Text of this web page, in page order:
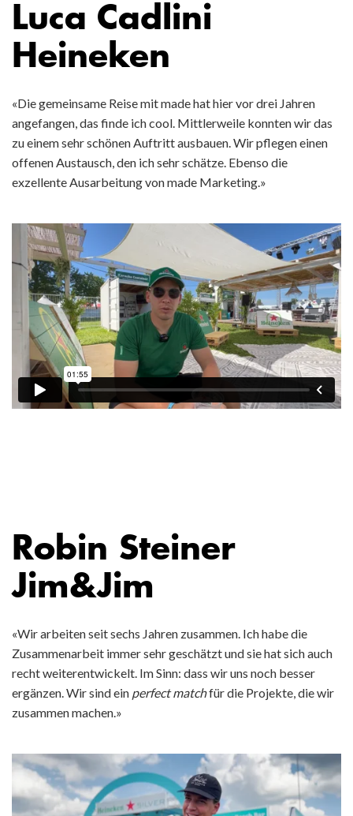
Luca Cadlini
Heineken
«Die gemeinsame Reise mit made hat hier vor drei Jahren
angefangen, das finde ich cool. Mittlerweile konnten wir das
zu einem sehr schönen Auftritt ausbauen. Wir pflegen einen
offenen Austausch, den ich sehr schätze. Ebenso die
exzellente Ausarbeitung von made Marketing.»
Robin Steiner
Jim&Jim
«Wir arbeiten seit sechs Jahren zusammen. Ich habe die
Zusammenarbeit immer sehr geschätzt und sie hat sich auch
recht weiterentwickelt. Im Sinn: dass wir uns noch besser
ergänzen. Wir sind ein perfect matchfür die Projekte, die wir
zusammen machen.»